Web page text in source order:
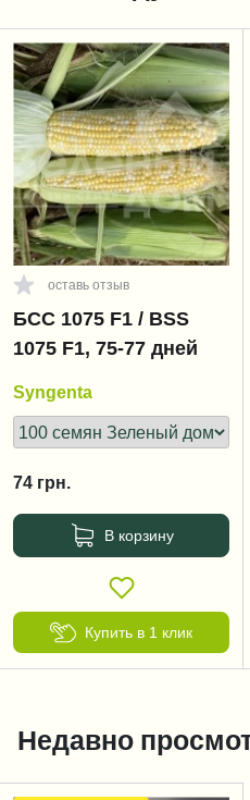
оставь отзыв
БСС 1075 F1 / BSS
1075 F1, 75-77 дней
Syngenta
74 грн.
В корзину
Купить в 1 клик
Недавно